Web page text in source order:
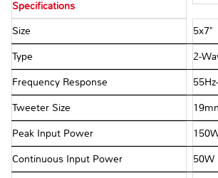
Specifications
Size 5x7"
Type 2-
Frequency Response
Tweeter Size
Peak Input Power
Continuous Input Power 50W